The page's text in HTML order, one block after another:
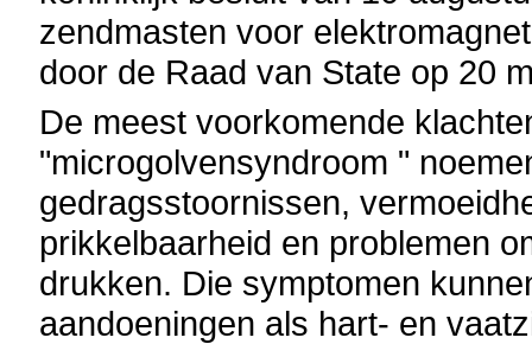
zendmasten voor
door de Raad van State op 20
De meest voorkomende
"microgolvensyndroom "
gedragsstoornissen,
prikkelbaarheid en problemen
drukken. Die symptomen
aandoeningen als hart- en